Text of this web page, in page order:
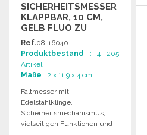
SICHERHEITSMESSER
KLAPPBAR, 10 CM,
GELB FLUO ZU
GROSSHANDELSPREISEN
Ref.08-16040
Produktbestand : 4 205
Artikel
Maße : 2 x 11.9 x 4 cm
Faltmesser mit
Edelstahlklinge,
Sicherheitsmechanismus,
vielseitigen Funktionen und